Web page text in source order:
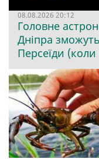
08.08.2026 20:12
Головне
Дніпра
Персеїди